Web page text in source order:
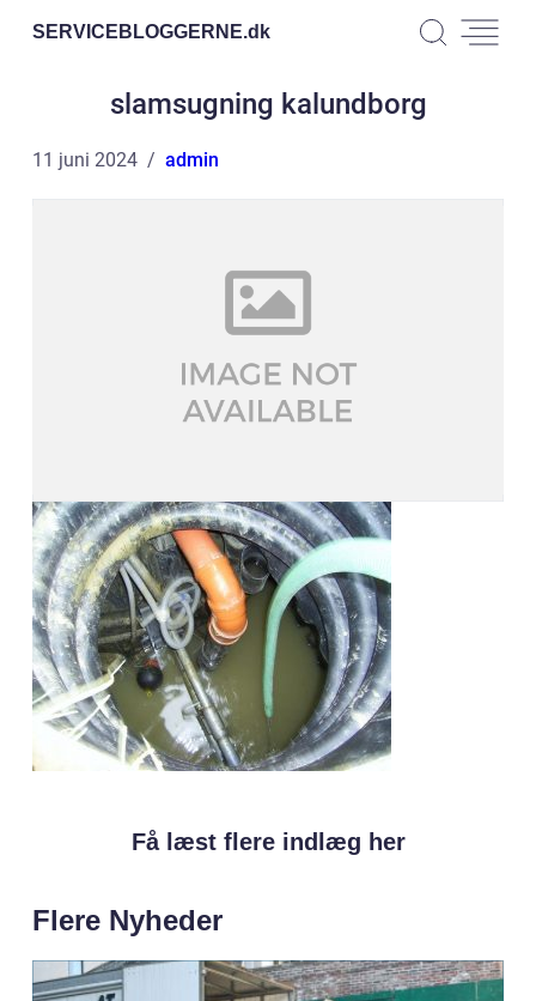
SERVICEBLOGGERNE.dk
slamsugning kalundborg
11 juni 2024 admin
Få læst flere indlæg her
Flere Nyheder